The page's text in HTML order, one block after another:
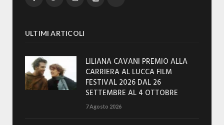
ULTIMI ARTICOLI
LILIANA CAVANI PREMIO ALLA
CARRIERA AL LUCCA FILM
FESTIVAL 2026 DAL 26
SETTEMBRE AL 4 OTTOBRE
7 Agosto 2026